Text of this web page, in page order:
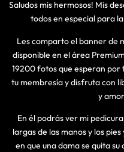
Saludos mis hermosos! Mis
todos en especial para la
Les comparto el banner de
disponible en el área
19200 fotos que esperan por
tu membresía y disfruta con
y
En él podrás ver mi
largas de las manos y los
en que una dama se quita